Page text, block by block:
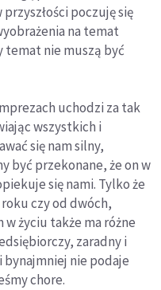
poczuję się
na temat
temat nie muszą być
uchodzi za tak
wszystkich i
się nam silny,
być przekonane, że on w
się nami. Tylko że
czy od dwóch,
w życiu także ma różne
zaradny i
bynajmniej nie podaje
chore.